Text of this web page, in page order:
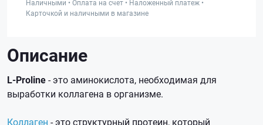
Наличными • Оплата на счет • Наложенный платеж •
Карточкой и наличными в магазине
Описание
L-Proline- это аминокислота, необходимая для
выработки коллагена в организме.
Коллаген - это структурный протеин, который